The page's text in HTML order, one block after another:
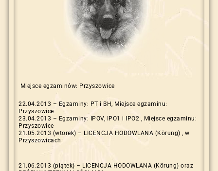
Miejsce egzaminów: Przyszowice
22.04.2013 – Egzaminy: PT i BH, Miejsce egzaminu:
Przyszowice
23.04.2013 – Egzaminy: IPOV, IPO1 i IPO2 , Miejsce egzaminu:
Przyszowice
21.05.2013 (wtorek) – LICENCJA HODOWLANA (Körung) , w
Przyszowicach
21.06.2013 (piątek) – LICENCJA HODOWLANA (Körung) oraz